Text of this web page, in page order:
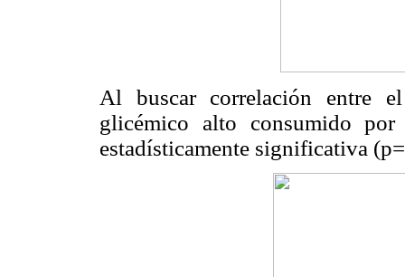
Al buscar correlación entre
glicémico alto consumido
estadísticamente significativa